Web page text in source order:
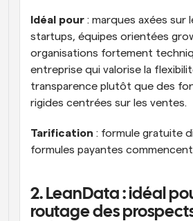
Idéal pour : marques axées sur
startups, équipes orientées
organisations fortement
entreprise qui valorise la
transparence plutôt que des
rigides centrées sur les ventes.
Tarification : formule gratuite
formules payantes commencent
2. LeanData : idéal
routage des